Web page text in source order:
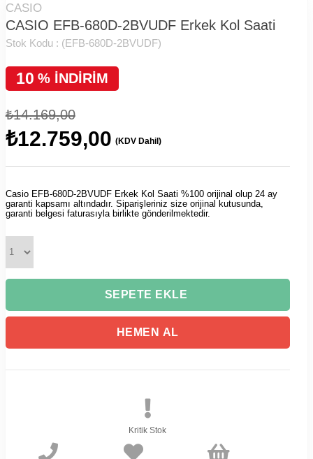
CASIO
CASIO EFB-680D-2BVUDF Erkek Kol Saati
Stok Kodu : (EFB-680D-2BVUDF)
%
10 İNDIRIM
₺14.169,00
₺12.759,00 (KDV Dahil)
Casio EFB-680D-2BVUDF Erkek Kol Saati %100 orijinal olup 24 ay
garanti kapsamı altındadır. Siparişleriniz size orijinal kutusunda,
garanti belgesi faturasıyla birlikte gönderilmektedir.
Kritik Stok